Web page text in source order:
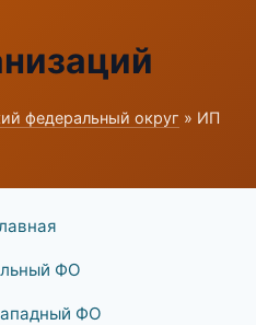
федеральный округ » ИП
ФО
ФО